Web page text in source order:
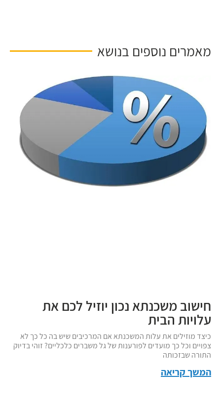
מאמרים נוספים בנושא
חישוב משכנתא נכון יוזיל לכם את
עלויות הבית
כיצד מוזילים את עלות המשכנתא אם המרכיבים שיש בה כל כך לא
צפויים וכל כך מועדים לפורענות של גל משברים כלכליים? זוהי בדיוק
התורה שבזכותה
המשך קריאה